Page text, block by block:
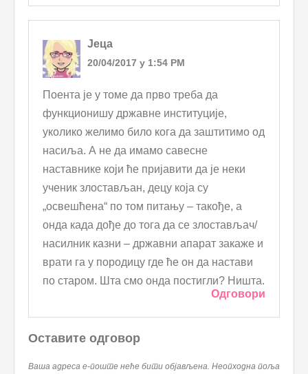
Јеца
20/04/2017 у 1:54 PM
Поента је у томе да прво треба да
функционишу државне институције,
уколико желимо било кога да заштитимо од
насиља. А не да имамо савесне
наставнике који ће пријавити да је неки
ученик злостављан, децу која су
„освешћена“ по том питању – такође, а
онда када дође до тога да се злостављач/
насилник казни – државни апарат закаже и
врати га у породицу где ће он да настави
по старом. Шта смо онда постигли? Ништа.
Одговори
Оставите одговор
Ваша адреса е-поште неће бити објављена. Неопходна поља